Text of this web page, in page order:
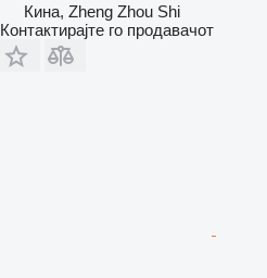
Кина, Zheng Zhou Shi
Контактирајте го продавачот